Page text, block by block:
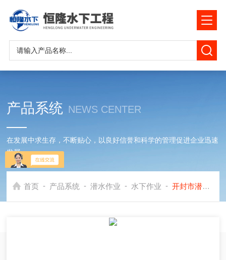
产品系统 NEWS CENTER
在发展中求生存，不断贴心，以良好信誉和科学的管理促进企业迅速
发展
首页 - 产品系统 - 潜水作业 - 水下作业 - 开封市潜水作业公司